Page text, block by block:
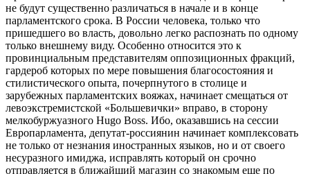
не будут существенно различаться в начале и в конце
парламентского срока. В России человека, только что
пришедшего во власть, довольно легко распознать по одному
только внешнему виду. Особенно относится это к
провинциальным представителям оппозиционных фракций,
гардероб которых по мере повышения благосостояния и
стилистического опыта, почерпнутого в столице и
зарубежных парламентских вояжах, начинает смещаться от
левоэкстремистской «Большевички» вправо, в сторону
мелкобуржуазного Нugo Boss. Ибо, оказавшись на сессии
Европарламента, депутат-россиянин начинает комплексовать
не только от незнания иностранных языков, но и от своего
несуразного имиджа, исправлять который он срочно
отправляется в ближайший магазин со знакомым еще по